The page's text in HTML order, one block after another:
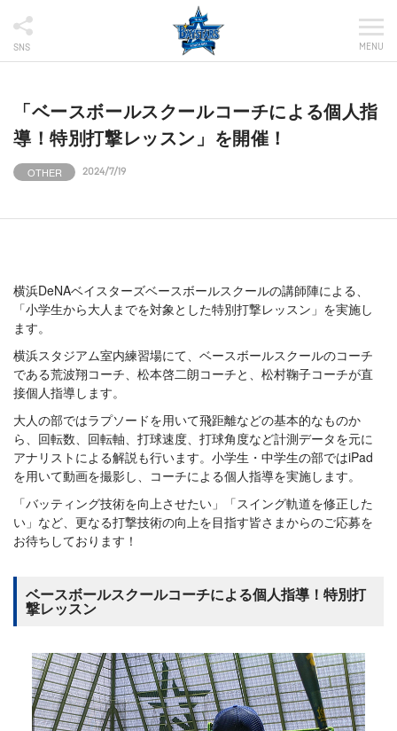
SNS MENU
「ベースボールスクールコーチによる個人指
導！特別打撃レッスン」を開催！
OTHER 2024/7/19
横浜DeNAベイスターズベースボールスクールの講師陣による、
「小学生から大人までを対象とした特別打撃レッスン」を実施し
ます。
横浜スタジアム室内練習場にて、ベースボールスクールのコーチ
である荒波翔コーチ、松本啓二朗コーチと、松村鞠子コーチが直
接個人指導します。
大人の部ではラプソードを用いて飛距離などの基本的なものか
ら、回転数、回転軸、打球速度、打球角度など計測データを元に
アナリストによる解説も行います。小学生・中学生の部ではiPad
を用いて動画を撮影し、コーチによる個人指導を実施します。
「バッティング技術を向上させたい」「スイング軌道を修正した
い」など、更なる打撃技術の向上を目指す皆さまからのご応募を
お待ちしております！
ベースボールスクールコーチによる個人指導！特別打
撃レッスン